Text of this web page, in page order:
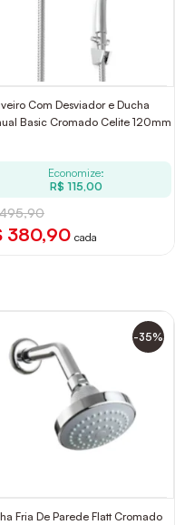
Com Desviador e Ducha
Basic Cromado Celite 120mm
Economize:
R$ 115,00
380,90 cada
-35%
Fria De Parede Flatt Cromado